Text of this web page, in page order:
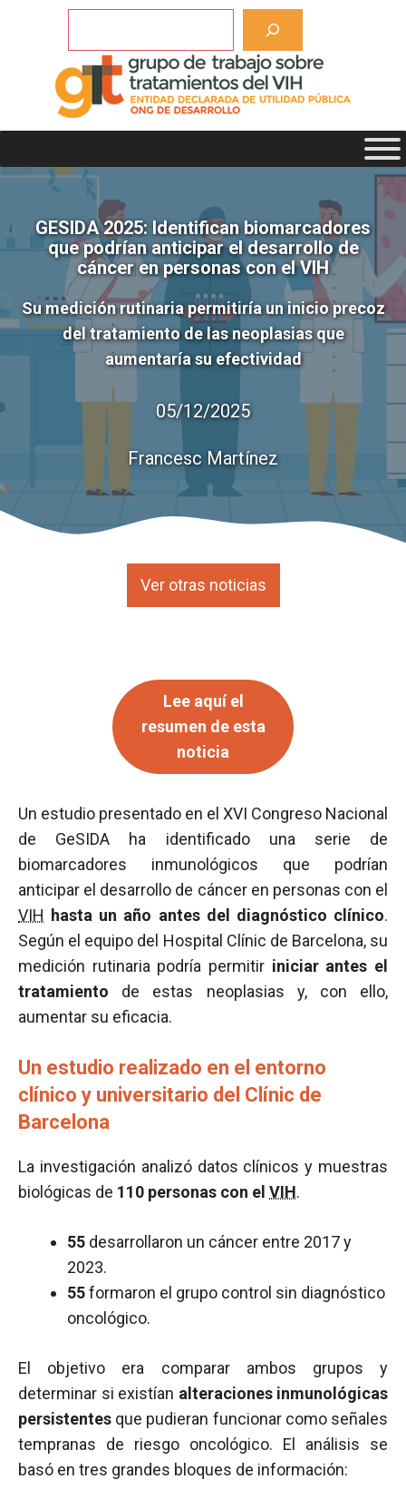
GESIDA 2025: Identifican biomarcadores
que podrían anticipar el desarrollo de
cáncer en personas con el VIH
Su medición rutinaria permitiría un inicio precoz
del tratamiento de las neoplasias que
aumentaría su efectividad
05/12/2025
Francesc Martínez
Ver otras noticias
Lee aquí el
resumen de esta
noticia
Un estudio presentado en el XVI Congreso Nacional
de GeSIDA ha identificado una serie de
biomarcadores inmunológicos que podrían
anticipar el desarrollo de cáncer en personas con el
VIH hasta un año antes del diagnóstico clínico.
Según el equipo del Hospital Clínic de Barcelona, su
medición rutinaria podría permitir iniciar antes el
tratamiento de estas neoplasias y, con ello,
aumentar su eficacia.
Un estudio realizado en el entorno
clínico y universitario del Clínic de
Barcelona
La investigación analizó datos clínicos y muestras
biológicas de 110 personas con el VIH.
55 desarrollaron un cáncer entre 2017 y
2023.
55formaron el grupo control sin diagnóstico
oncológico.
El objetivo era comparar ambos grupos y
determinar si existían alteraciones inmunológicas
persistentes que pudieran funcionar como señales
tempranas de riesgo oncológico. El análisis se
basó en tres grandes bloques de información: